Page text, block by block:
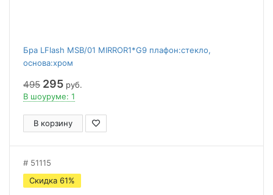
Бра LFlash MSB/01 MIRROR1*G9 плафон:стекло,
основа:хром
495 295 руб.
В шоуруме: 1
В корзину
51115
Скидка 61%